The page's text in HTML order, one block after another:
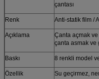
çantası
Renk Anti-statik film /
Açıklama
Çanta açmak ve
çanta asmak ve
Baskı 8 renkli model
Özellik Su geçirmez,